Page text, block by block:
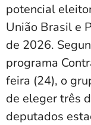
potencial
União Brasil e
de 2026.
programa
feira (24), o
de eleger três
deputados